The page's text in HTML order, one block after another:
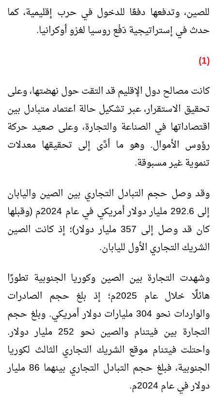
للصين، وتدفعها دفعًا للدخول في حرب إقليمية، كما
حدث في إستراتيجية دَفْع روسيا لغزو أوكرانيا.
(1)
كانت مصالح دول الإقليم قد التقت حول نهضتها، وعلى
تحقيق الاستقرار، عبر تشكيل حالة اعتماد متبادل بين
اقتصاداتها في الصناعة والتجارة، وعلى صعيد حركة
رؤوس الأموال. وهو ما أدَّى إلى تحقيقها معدلات
تنموية غير مسبوقة.
وقد وصل حجم التبادل التجاري بين الصين واليابان
إلى 292.6 مليار دولار أمريكي في عام 2024م (وقبلها
كان قد وصل إلى 357 مليار دولار)؛ إذ كانت الصين
الشريك التجاري الأول لليابان.
وشهدت التجارة بين الصين وكوريا الجنوبية تطورًا
هائلًا خلال عام 2025م؛ إذ بلغ حجم الصادرات
والواردات نحو 304 مليارات دولار أمريكي. وبلغ حجم
التجارة بين فيتنام والصين نحو 252 مليار دولار.
واحتلت فيتنام موقع الشريك التجاري الثالث لكوريا
الجنوبية، فبلغ حجم التبادل التجاري بينهما 86 مليار
دولار في عام 2024م.